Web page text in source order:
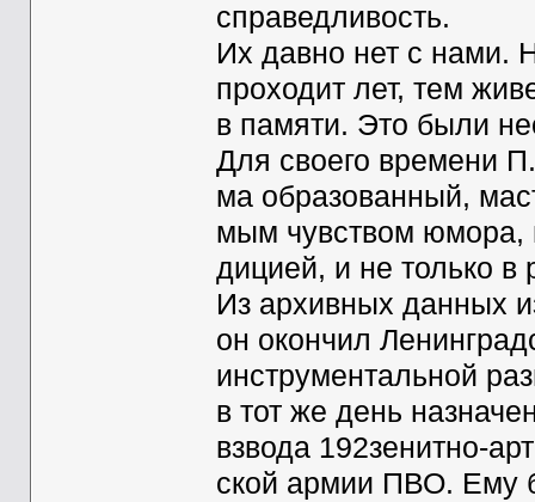
справедливость.
Их давно нет с нами.
проходит лет, тем
в памяти. Это были
Для своего времени
ма образованный,
мым чувством юмора,
дицией, и не только в
Из архивных данных
он окончил
инструментальной
в тот же день
взвода 192зенитно-
ской армии ПВО. Ему